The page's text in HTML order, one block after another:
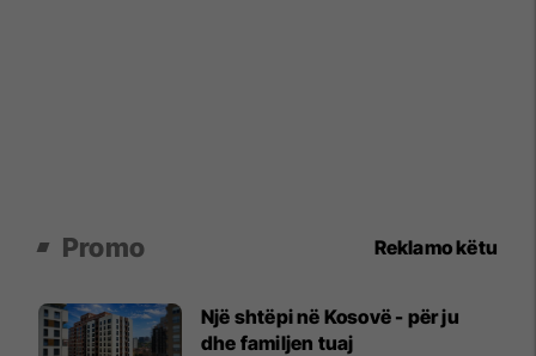
Promo Reklamo këtu
Një shtëpi në Kosovë - për ju
dhe familjen tuaj